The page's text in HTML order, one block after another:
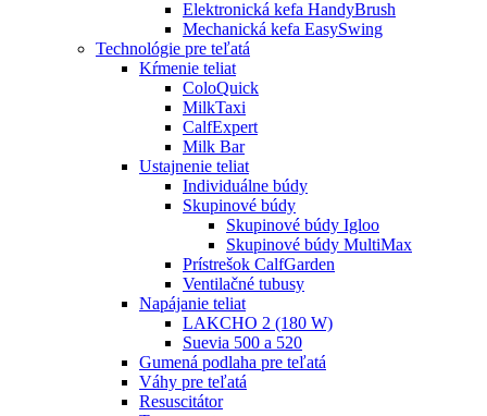
Elektronická kefa HandyBrush
Mechanická kefa EasySwing
Technológie pre teľatá
Kŕmenie teliat
ColoQuick
MilkTaxi
CalfExpert
Milk Bar
Ustajnenie teliat
Individuálne búdy
Skupinové búdy
Skupinové búdy Igloo
Skupinové búdy MultiMax
Prístrešok CalfGarden
Ventilačné tubusy
Napájanie teliat
LAKCHO 2 (180 W)
Suevia 500 a 520
Gumená podlaha pre teľatá
Váhy pre teľatá
Resuscitátor